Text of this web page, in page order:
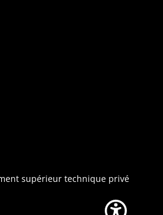
supérieur technique privé